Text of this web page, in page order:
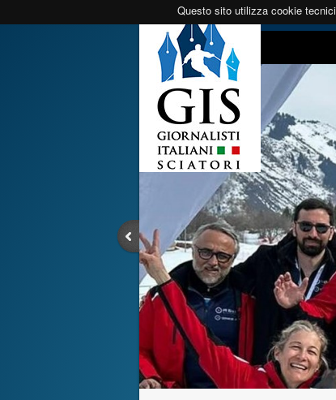
Questo sito utilizza cookie